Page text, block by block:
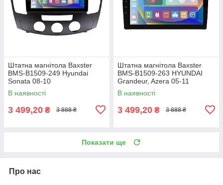
Штатна магнітола Baxster
BMS-B1509-249 Hyundai
Sonata 08-10
В наявності
3 499,20 ₴ 3 888 ₴
Штатна магнітола Baxster
BMS-B1509-263 HYUNDAI
Grandeur, Azera 05-11
В наявності
3 499,20 ₴ 3 888 ₴
Показати ще
Про нас